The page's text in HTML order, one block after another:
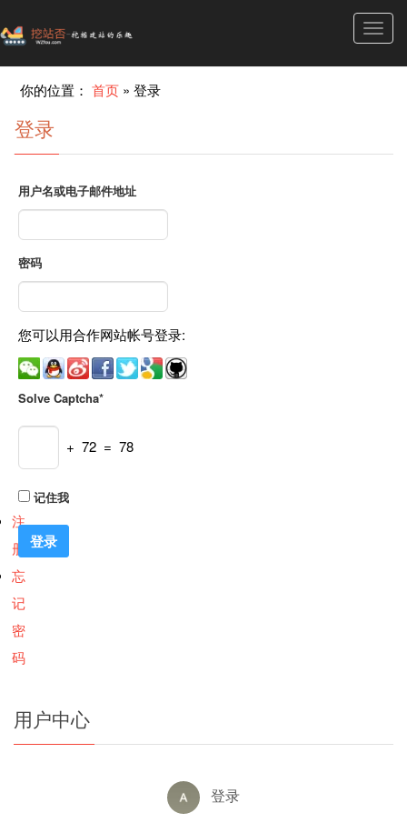
你的位置：首页 »登录
登录
用户名或电子邮件地址
密码
您可以用合作网站帐号登录:
Solve Captcha*
+ 72 = 78
记住我
注
册
忘
记
密
码
用户中心
登录